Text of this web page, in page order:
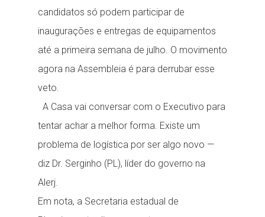
candidatos só podem participar de
inaugurações e entregas de equipamentos
até a primeira semana de julho. O movimento
agora na Assembleia é para derrubar esse
veto.
A Casa vai conversar com o Executivo para
tentar achar a melhor forma. Existe um
problema de logística por ser algo novo —
diz Dr. Serginho (PL), líder do governo na
Alerj.
Em nota, a Secretaria estadual de